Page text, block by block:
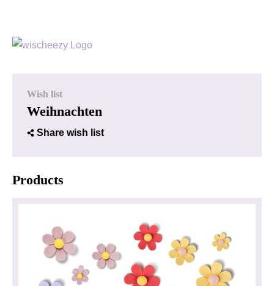
Wish list
Weihnachten
Share wish list
Products